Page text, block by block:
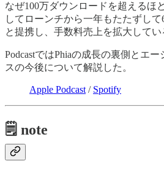
なぜ100万ダウンロードを超えるほ
してローンチから一年もたたずし
と提携し、手数料売上を拡大してい
PodcastではPhiaの成長の裏側とエ
スの今後について解説した。
Apple Podcast / Spotify
🗒️ note